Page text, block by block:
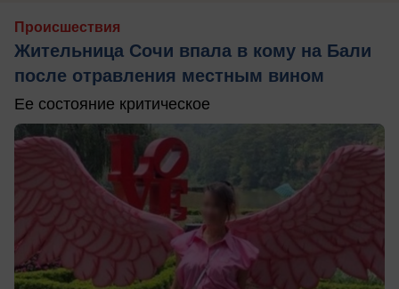
Происшествия
Жительница Сочи впала в кому на Бали
после отравления местным вином
Ее состояние критическое